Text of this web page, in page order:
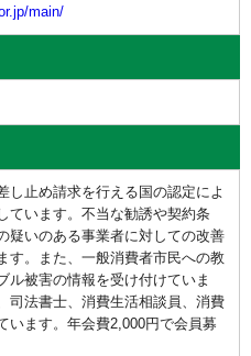
main/
し止め請求を行える国の認定によ
ています。不当な勧誘や契約条
疑いのある事業者に対しての改善
す。また、一般消費者市民への教
ル被害の情報を受け付けていま
司法書士、消費生活相談員、消費
います。年会費2,000円で会員募